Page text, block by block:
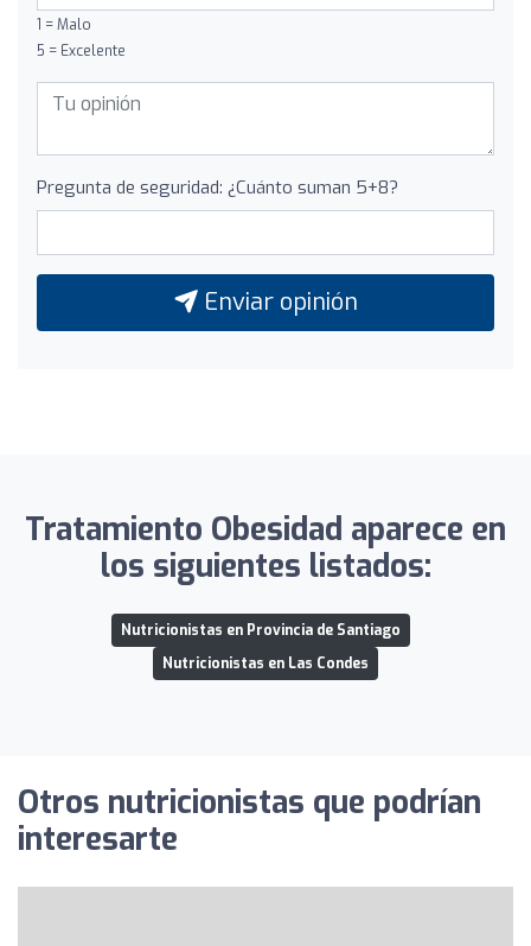
1 = Malo
5 = Excelente
Pregunta de seguridad: ¿Cuánto suman 5+8?
Enviar opinión
Tratamiento Obesidad aparece en
los siguientes listados:
Nutricionistas en Provincia de Santiago
Nutricionistas en Las Condes
Otros nutricionistas que podrían
interesarte